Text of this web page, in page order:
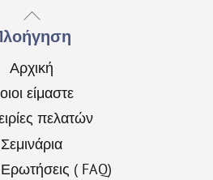
Back
To
Top
Αρχική
είμαστε
πελατών
Σεμινάρια
( FAQ)